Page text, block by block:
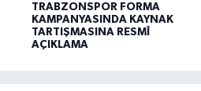
TRABZONSPOR FORMA
KAMPANYASINDA KAYNAK
TARTIŞMASINA RESMÎ
AÇIKLAMA